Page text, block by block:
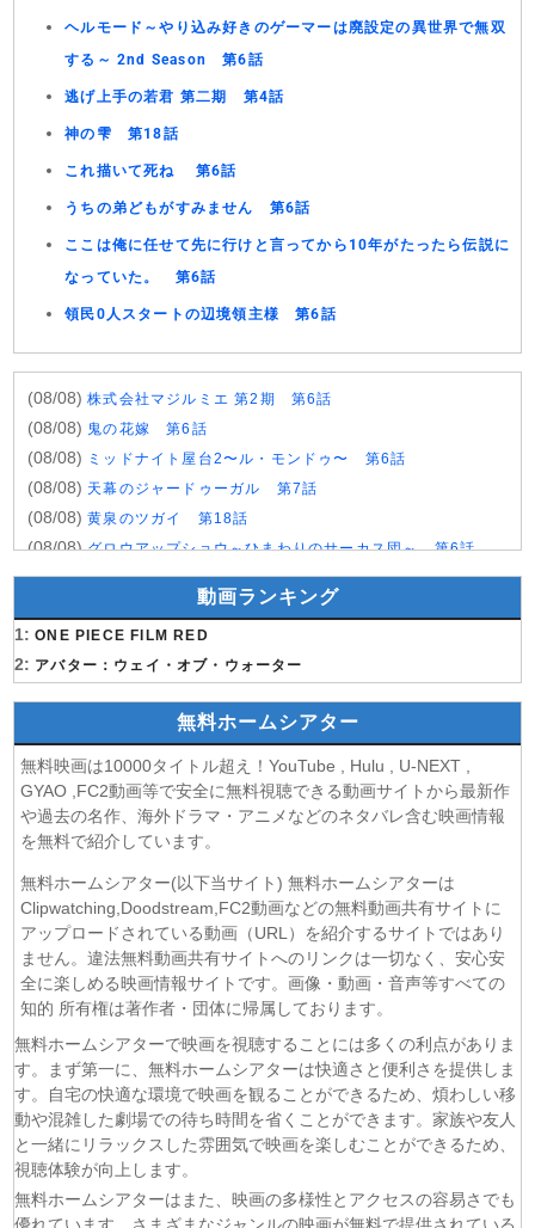
ヘルモード～やり込み好きのゲーマーは廃設定の異世界で無双
する～ 2nd Season 第6話
逃げ上手の若君 第二期 第4話
神の雫 第18話
これ描いて死ね 第6話
うちの弟どもがすみません 第6話
ここは俺に任せて先に行けと言ってから10年がたったら伝説に
なっていた。 第6話
領民0人スタートの辺境領主様 第6話
(08/08)株式会社マジルミエ 第2期 第6話
(08/08) 鬼の花嫁 第6話
(08/08) ミッドナイト屋台2〜ル・モンドゥ〜 第6話
(08/08) 天幕のジャードゥーガル 第7話
(08/08)黄泉のツガイ 第18話
(08/08)グロウアップショウ～ひまわりのサーカス団～ 第6話
(08/08)夏色の雲が恋と嵐をまきおこす 第5話
岩元先輩ノ推薦 第6話
(08/08)BLEACH 千年血戦篇-禍進譚- 第3話
(08/08)BLACK TORCH 第6話
猫と竜 第7話
告白ー25年目の秘密ー 第5話
(08/08)クレヨンしんちゃん 2026年8月8日
(08/08)ドラえもん 2026年8月8日
(08/08)本好きの下剋上 領主の養女 第17話
(08/08)うしろの正面カムイさん 第6話
(08/08)
ヘルモード～やり込み好きのゲーマーは廃設定の異世界で
無双する～ 2nd Season 第6話
(08/08) 晩酌の流儀５ 〜夏編〜 第6話
(07/08)探偵のままでいて 第4話
(07/08)ストレンジ-伊藤潤二の夜も眠れぬ奇妙な話- 第6話
(07/08)逃げ上手の若君 第二期 第4話
(07/08)神の雫 第18話
(07/08)うちの弟どもがすみません 第6話
(07/08) これ描いて死ね 第6話
(07/08) ここは俺に任せて先に行けと言ってから10年がたったら伝
説になっていた。 第6話
(07/08)領民0人スタートの辺境領主様 第6話
動画ランキング
1: ONE PIECE FILM RED
2: アバター：ウェイ・オブ・ウォーター
無料ホームシアター
無料映画は10000タイトル超え！YouTube , Hulu , U-NEXT ,
GYAO ,FC2動画等で安全に無料視聴できる動画サイトから最新作
や過去の名作、海外ドラマ・アニメなどのネタバレ含む映画情報
を無料で紹介しています。
無料ホームシアター(以下当サイト) 無料ホームシアターは
Clipwatching,Doodstream,FC2動画などの無料動画共有サイトに
アップロードされている動画（URL）を紹介するサイトではあり
ません。違法無料動画共有サイトへのリンクは一切なく、安心安
全に楽しめる映画情報サイトです。画像・動画・音声等すべての
知的 所有権は著作者・団体に帰属しております。
無料ホームシアターで映画を視聴することには多くの利点がありま
す。まず第一に、無料ホームシアターは快適さと便利さを提供しま
す。自宅の快適な環境で映画を観ることができるため、煩わしい移
動や混雑した劇場での待ち時間を省くことができます。家族や友人
と一緒にリラックスした雰囲気で映画を楽しむことができるため、
視聴体験が向上します。
無料ホームシアターはまた、映画の多様性とアクセスの容易さでも